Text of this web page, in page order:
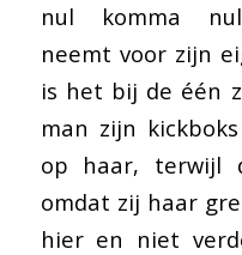
nul komma nul
neemt voor zijn
is het bij de één
man zijn
op haar, terwijl
omdat zij haar
hier en niet